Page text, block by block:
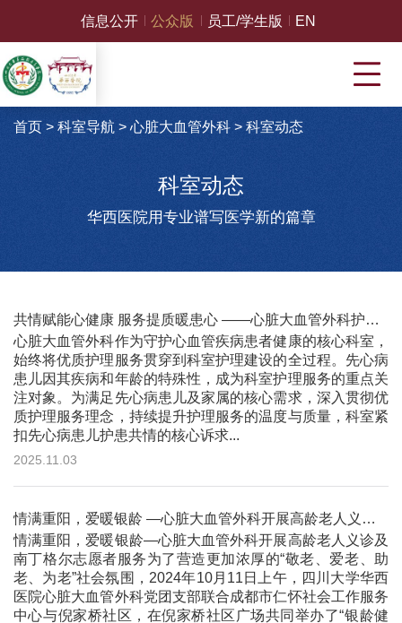
信息公开 公众版 员工/学生版 EN
首页 > 科室导航> 心脏大血管外科> 科室动态
科室动态
华西医院用专业谱写医学新的篇章
共情赋能心健康 服务提质暖患心 ——心脏大血管外科护患共情提升与护理服务优化实施方案
心脏大血管外科作为守护心血管疾病患者健康的核心科室，
始终将优质护理服务贯穿到科室护理建设的全过程。先心病
患儿因其疾病和年龄的特殊性，成为科室护理服务的重点关
注对象。为满足先心病患儿及家属的核心需求，深入贯彻优
质护理服务理念，持续提升护理服务的温度与质量，科室紧
扣先心病患儿护患共情的核心诉求...
2025.11.03
情满重阳，爱暖银龄 —心脏大血管外科开展高龄老人义诊及南丁格尔志愿者服务
情满重阳，爱暖银龄—心脏大血管外科开展高龄老人义诊及
南丁格尔志愿者服务为了营造更加浓厚的“敬老、爱老、助
老、为老”社会氛围，2024年10月11日上午，四川大学华西
医院心脏大血管外科党团支部联合成都市仁怀社会工作服务
中心与倪家桥社区，在倪家桥社区广场共同举办了“银龄健